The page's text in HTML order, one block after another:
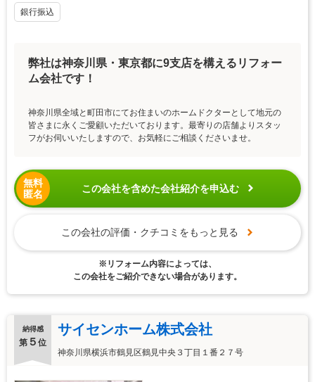
銀行振込
弊社は神奈川県・東京都に9支店を構えるリフォー
ム会社です！
神奈川県全域と町田市にてお住まいのホームドクターとして地元の
皆さまに永くご愛顧いただいております。最寄りの店舗よりスタッ
フがお伺いいたしますので、お気軽にご相談くださいませ。
無料
匿名
この会社を含めた会社紹介を申込む
この会社の評価・クチコミをもっと見る
※リフォーム内容によっては、
この会社をご紹介できない場合があります。
納得感
第 ５ 位
サイセンホーム株式会社
神奈川県横浜市鶴見区鶴見中央３丁目１番２７号